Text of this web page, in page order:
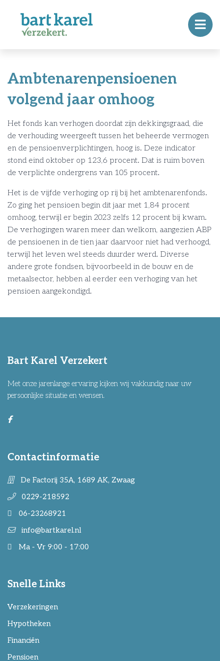
Ambtenarenpensioenen
volgend jaar omhoog
Het fonds kan verhogen doordat zijn dekkingsgraad, die
de verhouding weergeeft tussen het beheerde vermogen
en de pensioenverplichtingen, hoog is. Deze indicator
stond eind oktober op 123,6 procent. Dat is ruim boven
de verplichte ondergrens van 105 procent.
Het is de vijfde verhoging op rij bij het ambtenarenfonds.
Zo ging het pensioen begin dit jaar met 1,84 procent
omhoog, terwijl er begin 2023 zelfs 12 procent bij kwam.
De verhogingen waren meer dan welkom, aangezien ABP
de pensioenen in de tien jaar daarvoor niet had verhoogd,
terwijl het leven wel steeds duurder werd. Diverse
andere grote fondsen, bijvoorbeeld in de bouw en de
metaalsector, hebben al eerder een verhoging van het
pensioen aangekondigd.
Bart Karel Verzekert
Met onze jarenlange ervaring kijken wij vakkundig naar uw
persoonlijke situatie en wensen.
Contactinformatie
De Factorij 35A, 1689 AK, Zwaag
0229-218592
06-23268921
info@bartkarel.nl
Ma - Vr 9:00 - 17:00
Snelle Links
Verzekeringen
Hypotheken
Financiën
Pensioen